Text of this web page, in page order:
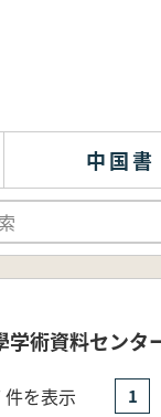
中国書
学術資料センタ
を表示 1